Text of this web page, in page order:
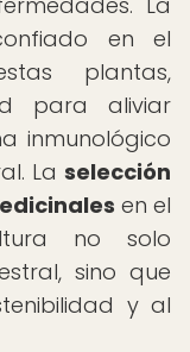
en el
plantas,
para aliviar
inmunológico
La selección
en el
no solo
sino que
y al